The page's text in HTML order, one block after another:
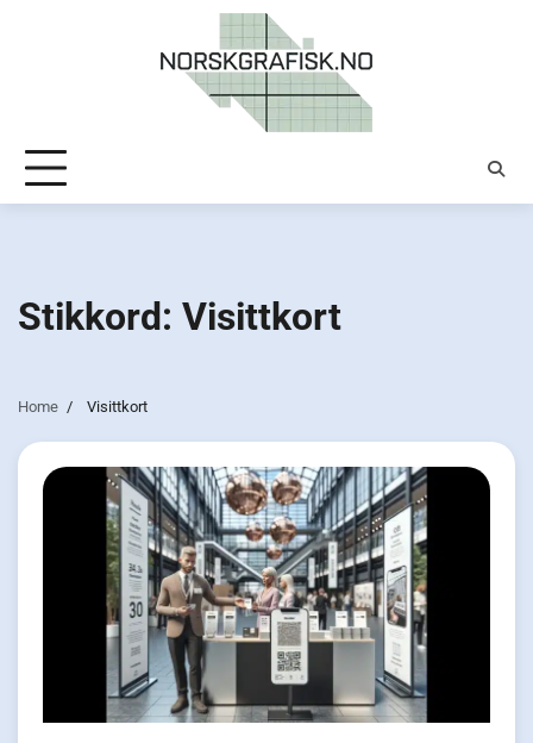
Stikkord: Visittkort
Home Visittkort